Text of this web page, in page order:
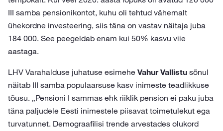
III samba pensionikontot, kuhu oli tehtud vähemalt
ühekordne investeering, siis täna on vastav näitaja juba
184 000. See peegeldab enam kui 50% kasvu viie
aastaga.
LHV Varahalduse juhatuse esimehe Vahur Vallistu sõnul
näitab III samba populaarsuse kasv inimeste teadlikkuse
tõusu. „Pensioni I sammas ehk riiklik pension ei paku juba
täna paljudele Eesti inimestele piisavat toimetulekut ega
turvatunnet. Demograafilisi trende arvestades olukord